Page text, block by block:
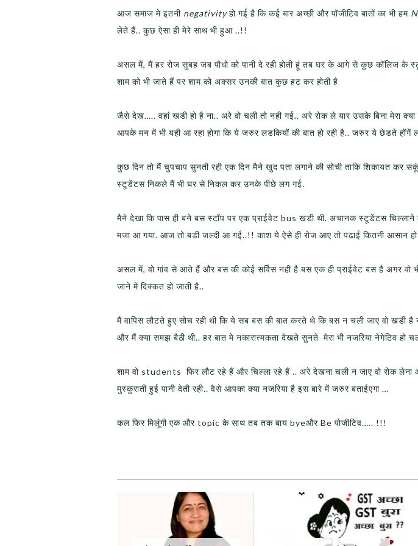
आज समाज मे इतनी negativityहो गई है कि कई बार अच्छी और पॉजीटिव बातों का भी हम
लेते हैं.. कुछ ऐसा ही मेरे साथ भी हुआ ..!!
असल में, मैं हर रोज सुबह जब पौधो को पानी दे रही होती हूं तब घर के आगे से कुछ कॉलिज के
शाम को भी जाते हैं पर शाम को अक्सर उनकी बात कुछ हट कर होती है
जैसे देख….. वहां खडी हो है ना.. अरे वो चली तो नही गई.. अरे रोक ले यार उसके बिना मेरा क्या
आपके मन में भी यही आ रहा होगा कि ये जरुर लडकियों की बात हो रही है.. जरुर ये छेडते होंगें
कुछ दिन तो मैं चुपचाप सुनती रही एक दिन मैने खुद पता लगाने की सोची ताकि शिकायत कर
स्टूडेंटस निकले मैं भी घर से निकल कर उनके पीछे लग गई.
मैने देखा कि पास ही बने बस स्टॉप पर एक प्राईवेट bus खडी थी. अचानक स्टूडेंटस
मजा आ गया. आज तो बडी जल्दी आ गई..!! काश ये ऐसे ही रोज आए तो पढाई कितनी आसान हो
असल में, वो गांव से आते हैं और बस की कोई सर्विस नही है बस एक ही प्राईवेट बस है अगर वो
जाने में दिक्कत हो जाती है..
मैं वापिस लौटते हुए सोच रही थी कि ये सब बस की बात करते थे कि बस न चली जाए वो खडी
और मैं क्या समझ बैठी थी.. हर बात मे नकारात्मकता देखते सुनते मेरा भी नजरिया नेगेटिव हो
शाम वो students फिर लौट रहे हैं और चिल्ला रहे हैं .. अरे देखना चली न जाए वो रोक लेना
मुस्कुराती हुई पानी देती रही.. वैसे आपका क्या नजरिया है इस बारे में जरुर बताईएगा …
कल फिर मिलूंगी एक और topic के साथ तब तक बाय byeऔर Be पोजीटिव….. !!!